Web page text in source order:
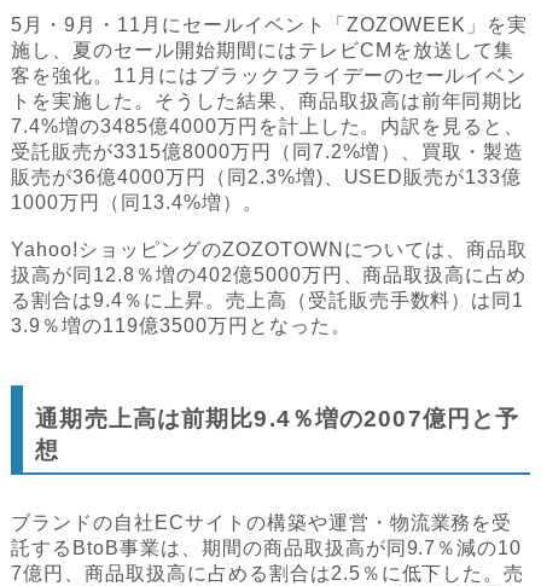
5月・9月・11月にセールイベント「ZOZOWEEK」を実
施し、夏のセール開始期間にはテレビCMを放送して集
客を強化。11月にはブラックフライデーのセールイベン
トを実施した。そうした結果、商品取扱高は前年同期比
7.4%増の3485億4000万円を計上した。内訳を見ると、
受託販売が3315億8000万円（同7.2%増）、買取・製造
販売が36億4000万円（同2.3%増)、USED販売が133億
1000万円（同13.4%増）。
Yahoo!ショッピングのZOZOTOWNについては、商品取
扱高が同12.8％増の402億5000万円、商品取扱高に占め
る割合は9.4％に上昇。売上高（受託販売手数料）は同1
3.9％増の119億3500万円となった。
通期売上高は前期比9.4％増の2007億円と予
想
ブランドの自社ECサイトの構築や運営・物流業務を受
託するBtoB事業は、期間の商品取扱高が同9.7％減の10
7億円、商品取扱高に占める割合は2.5％に低下した。売